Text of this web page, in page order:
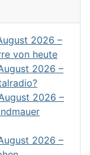
2026 –
von heute
2026 –
2026 –
2026 –